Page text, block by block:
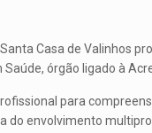
Casa de Valinhos
órgão ligado à
para
do envolvimento